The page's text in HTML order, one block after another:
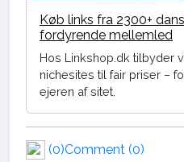
Køb links fra 2300+
fordyrende mellemled
Hos Linkshop.dk tilbyder
nichesites til fair priser –
ejeren af sitet.
(0)Comment (0)